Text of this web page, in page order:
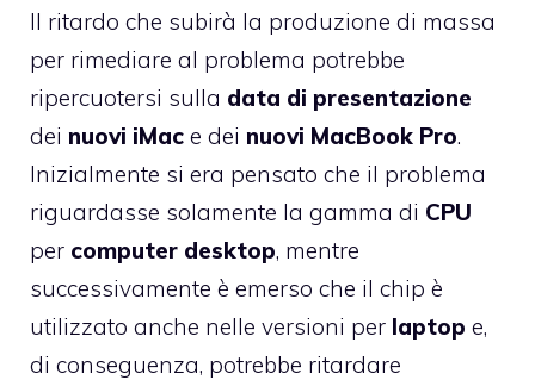
Il ritardo che subirà la produzione di massa
per rimediare al problema potrebbe
ripercuotersi sulla data di presentazione
dei nuovi iMac e dei nuovi MacBook Pro.
Inizialmente si era pensato che il problema
riguardasse solamente la gamma di CPU
per computer desktop, mentre
successivamente è emerso che il chip è
utilizzato anche nelle versioni per laptop e,
di conseguenza, potrebbe ritardare